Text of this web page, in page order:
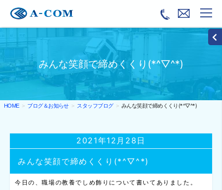
みんな笑顔で締めくくり(*^▽^*)
HOME ブログ＆お知らせ スタッフブログ みんな笑顔で締めくくり(*^▽^*)
みんな笑顔で締めくくり(*^▽^*)
2021年12月28日
今日の、職場の教養でしめ飾りについて書いてありました。